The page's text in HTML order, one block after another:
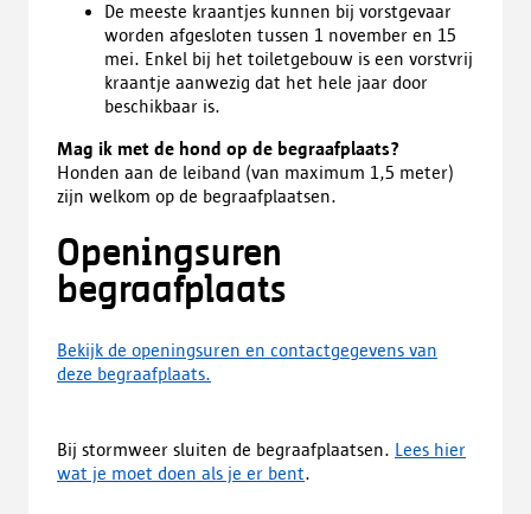
De meeste kraantjes kunnen bij vorstgevaar
worden afgesloten tussen 1 november en 15
mei. Enkel bij het toiletgebouw is een vorstvrij
kraantje aanwezig dat het hele jaar door
beschikbaar is.
Mag ik met de hond op de begraafplaats?
Honden aan de leiband (van maximum 1,5 meter)
zijn welkom op de begraafplaatsen.
Openingsuren
begraafplaats
Bekijk de openingsuren en contactgegevens van
deze begraafplaats.
Bij stormweer sluiten de begraafplaatsen. Lees hier
wat je moet doen als je er bent.